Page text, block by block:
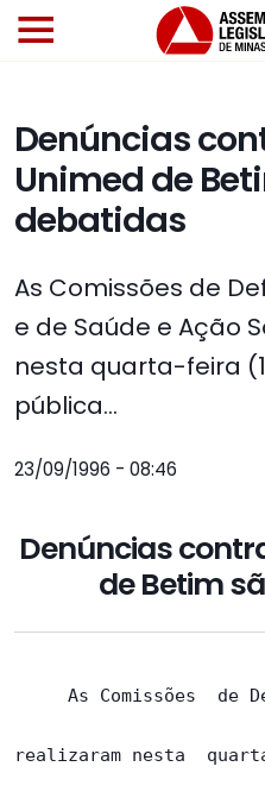
Denúncias
Unimed de
debatidas
As Comissões de
e de Saúde e Ação
nesta quarta-feira
pública...
23/09/1996 - 08:46
Denúncias
de Betim
As Comissões  de
realizaram nesta